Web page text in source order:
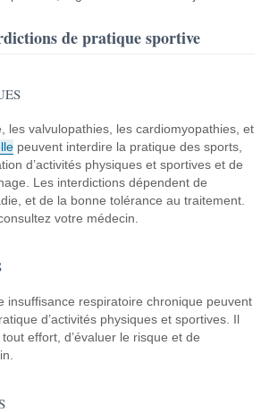
de pratique sportive
les valvulopathies, les cardiomyopathies, et
peuvent interdire la pratique des sports,
d’activités physiques et sportives et de
Les interdictions dépendent de
et de la bonne tolérance au traitement.
votre médecin.
insuffisance respiratoire chronique peuvent
d’activités physiques et sportives. Il
effort, d’évaluer le risque et de